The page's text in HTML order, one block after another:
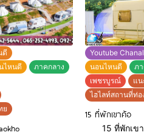
ได้ไปเลือก
ดี
ไหนดี
ภาคกลาง
ย
Youtube Chanal
นอนไหนดี
ภ
เพชรบูรณ์
แน
ไฮไลท์สถานที่ท่อ
15 ที่พักเขาค้อ
15 ที่พักเขาค้